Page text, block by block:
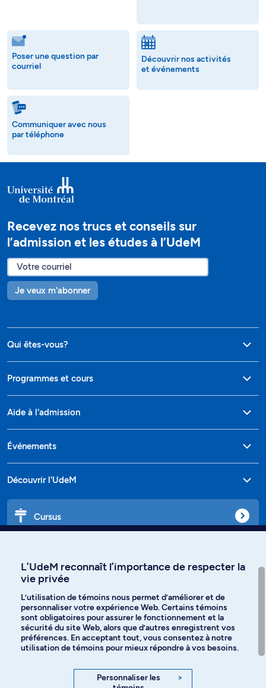
Poser une question par
courriel
Découvrir nos activités
et événements
Communiquer avec nous
par téléphone
Recevez nos trucs et conseils sur
l’admission et les études à l’UdeM
Je veux m'abonner
Qui êtes-vous?
Programmes et cours
Aide à l'admission
Événements
Découvrir l'UdeM
Cursus
Langues
Facebook Instagram
YouTube
L’UdeM reconnaît l’importance de respecter la
vie privée
L’utilisation de témoins nous permet d’améliorer et de
personnaliser votre expérience Web. Certains témoins
sont obligatoires pour assurer le fonctionnement et la
sécurité du site Web, alors que d’autres enregistrent vos
préférences. En acceptant tout, vous consentez à notre
utilisation de témoins pour mieux répondre à vos besoins.
Personnaliser les
>